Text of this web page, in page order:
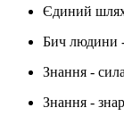
Єдиний
Бич людини
Знання -
Знання -